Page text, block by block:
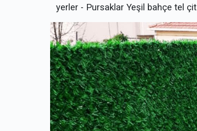
yerler - Pursaklar Yeşil bahçe tel çit